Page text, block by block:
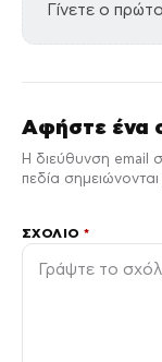
Γίνετε ο
Αφήστε ένα
Η διεύθυνση email
πεδία σημειώνονται
ΣΧΌΛΙΟ*